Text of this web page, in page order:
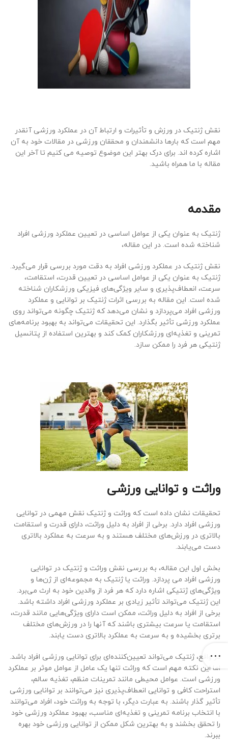
نقش ژنتیک در ورزش و تأثیرات و ارتباط آن در عملکرد ورزشی آنقدر
مهم است که بارها دانشمندان و محققان ورزشی در مقالات خود به آن
اشاره کرده اند. برای درک بهتر این موضوع توصیه می کنیم تا آخر این
مقاله با ما همراه باشید.
مقدمه
ژنتیک به عنوان یکی از عوامل اساسی در تعیین عملکرد ورزشی افراد
شناخته شده است. در این مقاله،
نقش ژنتیک در عملکرد ورزشی افراد به دقت مورد بررسی قرار می‌گیرد.
ژنتیک به عنوان یکی از عوامل اساسی در تعیین قدرت، استقامت،
سرعت، انعطاف‌پذیری و سایر ویژگی‌های فیزیکی ورزشکاران شناخته
شده است. این مقاله به بررسی اثرات ژنتیک بر توانایی و عملکرد
ورزشی افراد می‌پردازد و نشان می‌دهد که ژنتیک چگونه می‌تواند روی
عملکرد ورزشی تأثیر بگذارد. این تحقیقات می‌تواند به بهبود برنامه‌های
تمرینی و تغذیه‌ای ورزشکاران کمک کند و بهترین استفاده از پتانسیل
ژنتیکی هر فرد را ممکن سازد.
وراثت و توانایی ورزشی
تحقیقات نشان داده است که وراثت و ژنتیک نقش مهمی در توانایی
ورزشی افراد دارد. برخی از افراد به دلیل وراثت، دارای قدرت و استقامت
بالاتری در ورزش‌های مختلف هستند و به سرعت به عملکرد بالاتری
دست می‌یابند.
بخش اول این مقاله، به بررسی نقش وراثت و ژنتیک در توانایی
ورزشی افراد می پردازد. وراثت یا ژنتیک به مجموعه‌ای از ژن‌ها و
ویژگی‌های ژنتیکی اشاره دارد که هر فرد از والدین خود به ارث می‌برد.
این ژنتیک می‌تواند تأثیر زیادی بر عملکرد ورزشی افراد داشته باشد.
برخی از افراد به دلیل وراثت، ممکن است دارای ویژگی‌هایی مانند قدرت،
استقامت یا سرعت بیشتری باشند که آنها را در ورزش‌های مختلف
برتری بخشیده و به سرعت به عملکرد بالاتری دست یابند.
در واقع، ژنتیک می‌تواند تعیین‌کننده‌ای برای توانایی ورزشی افراد باشد.
اما این نکته مهم است که وراثت تنها یک عامل از عوامل موثر بر عملکرد
ورزشی است. عوامل محیطی مانند تمرینات منظم، تغذیه سالم،
استراحت کافی و توانایی انعطاف‌پذیری نیز می‌توانند بر توانایی ورزشی
تأثیر گذار باشند. به عبارت دیگر، با توجه به وراثت خود، افراد می‌توانند
با انتخاب برنامه تمرینی و تغذیه‌ای مناسب، بهبود عملکرد ورزشی خود
را تحقق بخشند و به بهترین شکل ممکن از توانایی ورزشی خود بهره
ببرند.